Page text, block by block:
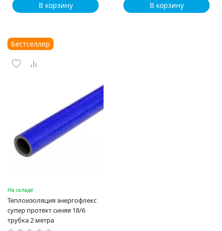
В корзину В корзину
Бестселлер
На складе
Теплоизоляция энергофлекс
супер протект синяя 18/6
трубка 2 метра